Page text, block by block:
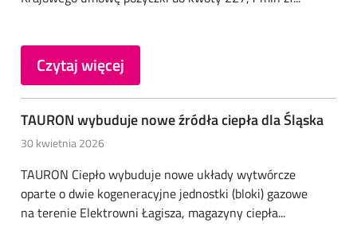
Czytaj więcej
TAURON wybuduje nowe źródła ciepła dla Śląska
30 kwietnia 2026
TAURON Ciepło wybuduje nowe układy wytwórcze
oparte o dwie kogeneracyjne jednostki (bloki) gazowe
na terenie Elektrowni Łagisza, magazyny ciepła...